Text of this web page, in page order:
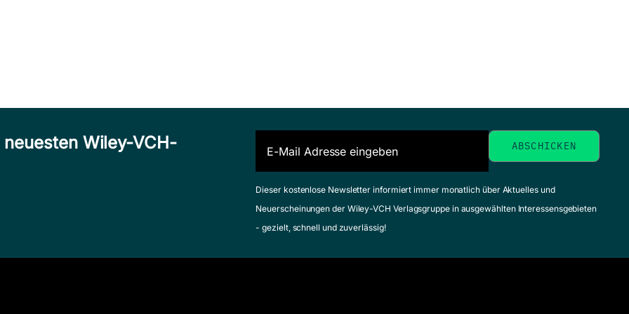
für Dummies
Pocketbuch
Schimbeno, Andrea
Zum Angebot
Wiley-VCH-
Dieser kostenlose Newsletter informiert immer monatlich über Aktuelles und
Neuerscheinungen der Wiley-VCH Verlagsgruppe in ausgewählten Interessensgebieten
- gezielt, schnell und zuverlässig!